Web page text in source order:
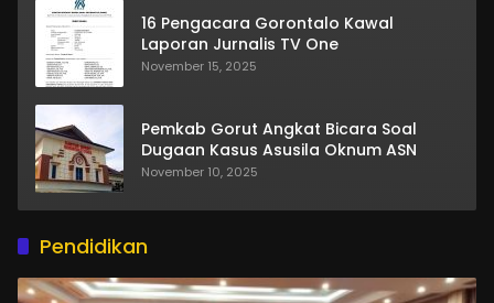
16 Pengacara Gorontalo Kawal
Laporan Jurnalis TV One
November 15, 2025
Pemkab Gorut Angkat Bicara Soal
Dugaan Kasus Asusila Oknum ASN
November 10, 2025
Pendidikan